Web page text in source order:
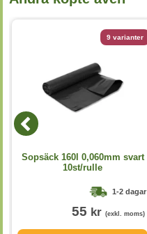
9 varianter
Sopsäck 160l 0,060mm svart
10st/rulle
1-2 dagar
55 kr (exkl. moms)